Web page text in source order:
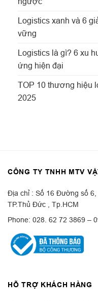
Logistics xanh và 6
vững
Logistics là gì? 6 xu
ứng hiện đại
TOP 10 thương hiệu
2025
CÔNG TY TNHH MTV
Địa chỉ : Số 16 Đường số 6,
TP.Thủ Đức , Tp.HCM
Phone: 028. 62 72 3869 –
HỖ TRỢ KHÁCH HÀNG